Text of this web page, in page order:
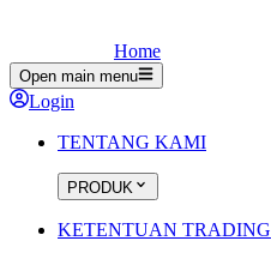
Home
Open main menu
Login
TENTANG KAMI
PRODUK
KETENTUAN TRADING